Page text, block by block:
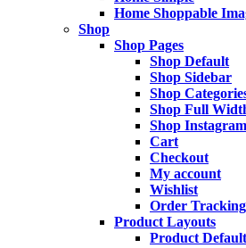
Home Shoppable
Shop
Shop Pages
Shop Default
Shop Sidebar
Shop
Shop Full
Shop Instagram
Cart
Checkout
My account
Wishlist
Order Tracking
Product Layouts
Product Default